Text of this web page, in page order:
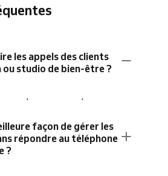
les appels des clients
ou studio de bien-être ?
proposez la
décrivez clairement vos
votre site de réservation.
façon de gérer les
répondre au téléphone
?